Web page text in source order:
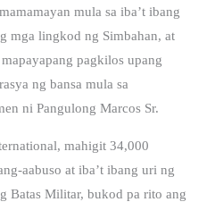
mula sa iba’t ibang
mga lingkod ng Simbahan, at
pagkilos upang
ng bansa mula sa
ni Pangulong Marcos Sr.
mahigit 34,000
aabuso at iba’t ibang uri ng
Batas Militar, bukod pa rito ang